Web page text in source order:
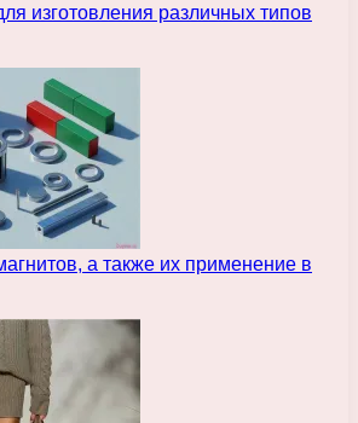
изготовления различных типов
а также их применение в